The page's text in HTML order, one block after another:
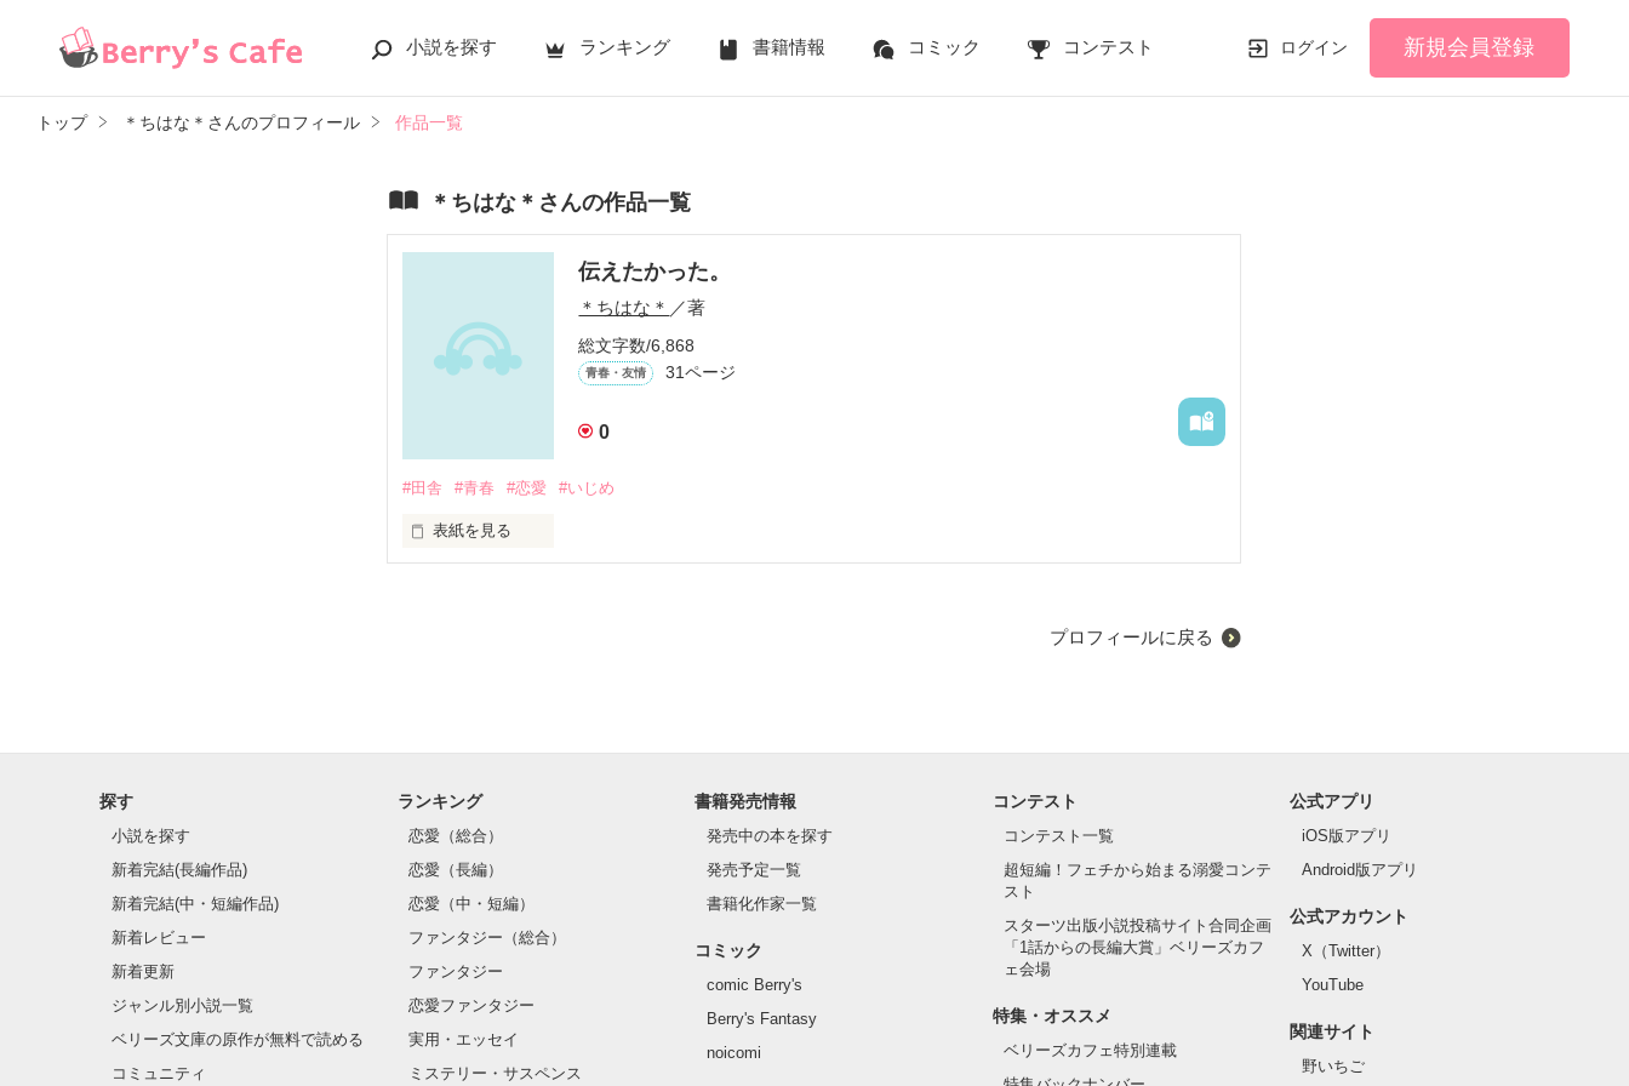
小説を探す ランキング 書籍情報 コミック コンテスト ログイン 新規会員登録
トップ ＊ちはな＊さんのプロフィール 作品一覧
＊ちはな＊さんの作品一覧
伝えたかった。
＊ちはな＊ ／著
総文字数/6,868
青春・友情 31ページ
0
#田舎 #青春 #恋愛 #いじめ
表紙を見る
プロフィールに戻る
探す
小説を探す
新着完結(長編作品)
新着完結(中・短編作品)
新着レビュー
新着更新
ジャンル別小説一覧
ベリーズ文庫の原作が無料で読める
コミュニティ
ランキング
恋愛（総合）
恋愛（長編）
恋愛（中・短編）
ファンタジー（総合）
ファンタジー
恋愛ファンタジー
実用・エッセイ
ミステリー・サスペンス
書籍発売情報
発売中の本を探す
発売予定一覧
書籍化作家一覧
コミック
comic Berry's
Berry's Fantasy
noicomi
コンテスト
コンテスト一覧
超短編！フェチから始まる溺愛コンテ
スト
スターツ出版小説投稿サイト合同企画
「1話からの長編大賞」ベリーズカフ
ェ会場
特集・オススメ
ベリーズカフェ特別連載
公式アプリ
iOS版アプリ
Android版アプリ
公式アカウント
X（Twitter）
YouTube
関連サイト
野いちご